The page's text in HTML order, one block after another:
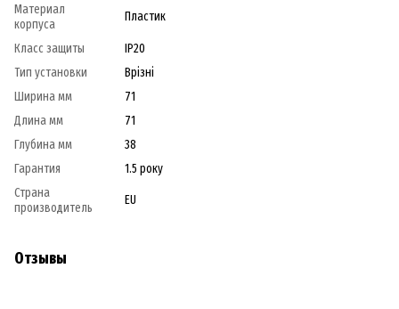
Материал
корпуса
Пластик
Класс защиты
IP20
Тип установки
Врізні
Ширина мм
71
Длина мм
71
Глубина мм
38
Гарантия
1.5 року
Страна
производитель
EU
Отзывы